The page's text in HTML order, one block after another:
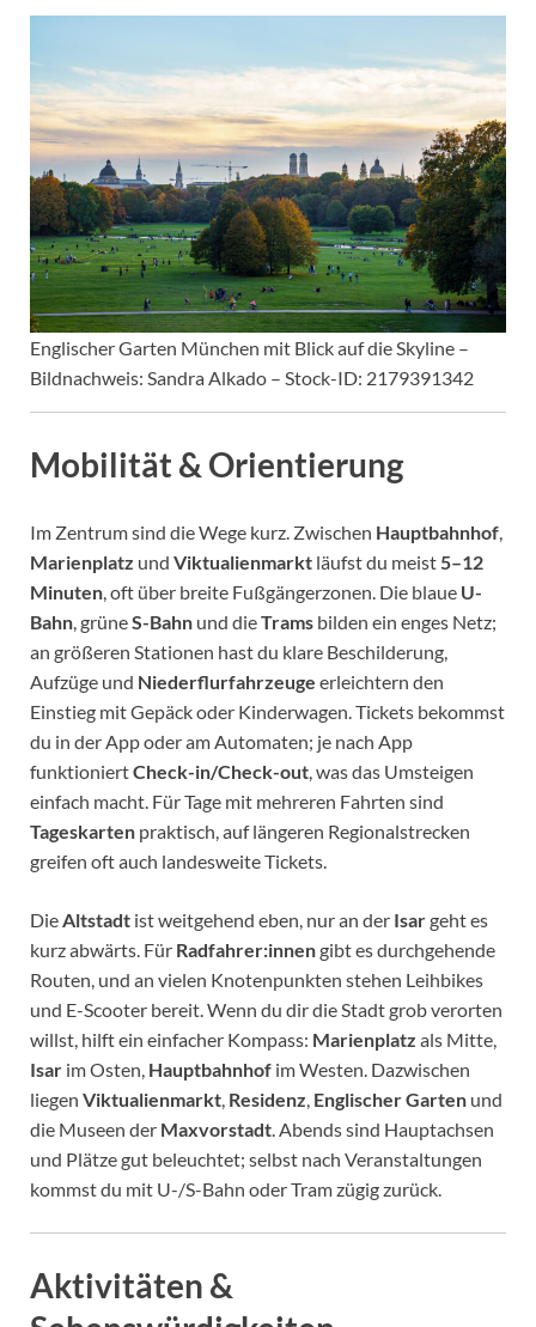
Englischer Garten München mit Blick auf die Skyline –
Bildnachweis: Sandra Alkado – Stock-ID: 2179391342
Mobilität & Orientierung
Im Zentrum sind die Wege kurz. Zwischen Hauptbahnhof
Marienplatz und Viktualienmarkt läufst du meist 5–12
Minuten , oft über breite Fußgängerzonen. Die blaue U-
Bahn , grüneS-Bahn und dieTrams bilden ein enges Netz;
an größeren Stationen hast du klare Beschilderung,
Aufzüge und Niederflurfahrzeuge erleichtern den
Einstieg mit Gepäck oder Kinderwagen. Tickets bekommst
du in der App oder am Automaten; je nach App
funktioniertCheck-in/Check-out , was das Umsteigen
einfach macht. Für Tage mit mehreren Fahrten sind
Tageskarten praktisch, auf längeren Regionalstrecken
greifen oft auch landesweite Tickets.
Die Altstadt ist weitgehend eben, nur an der Isargeht es
kurz abwärts. Für Radfahrer:innengibt es durchgehende
Routen, und an vielen Knotenpunkten stehen Leihbikes
und E-Scooter bereit. Wenn du dir die Stadt grob verorten
willst, hilft ein einfacher Kompass: Marienplatz als Mitte,
Isar im Osten, Hauptbahnhof im Westen. Dazwischen
liegen Viktualienmarkt Residenz Englischer Garten und
die Museen der Maxvorstadt . Abends sind Hauptachsen
und Plätze gut beleuchtet; selbst nach Veranstaltungen
kommst du mit U-/S-Bahn oder Tram zügig zurück.
Aktivitäten &